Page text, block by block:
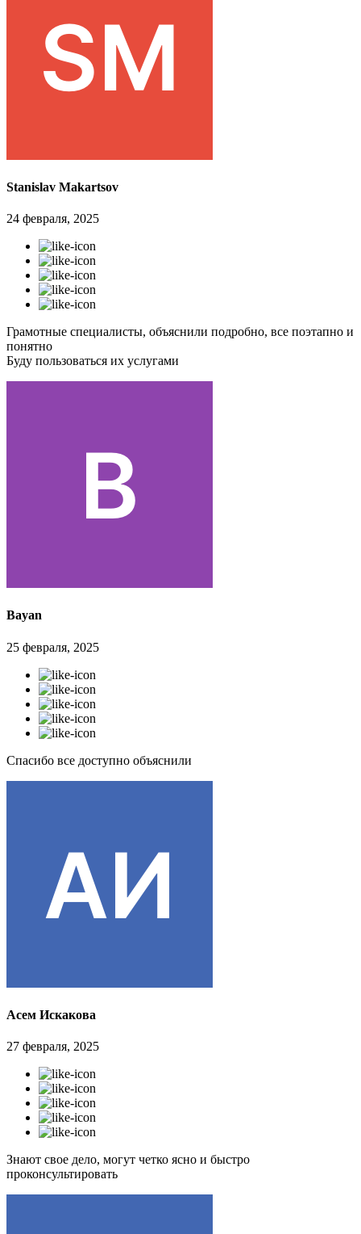
Stanislav Makartsov
24 февраля, 2025
Грамотные специалисты, объяснили подробно, все поэтапно и
понятно
Буду пользоваться их услугами
Bayan
25 февраля, 2025
Спасибо все доступно объяснили
Асем Искакова
27 февраля, 2025
Знают свое дело, могут четко ясно и быстро
проконсультировать